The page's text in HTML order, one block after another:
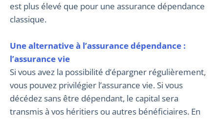
est plus élevé que pour une assurance dépendance
classique.
Une alternative à l’assurance dépendance :
l’assurance vie
Si vous avez la possibilité d’épargner régulièrement,
vous pouvez privilégier l’assurance vie. Si vous
décédez sans être dépendant, le capital sera
transmis à vos héritiers ou autres bénéficiaires. En